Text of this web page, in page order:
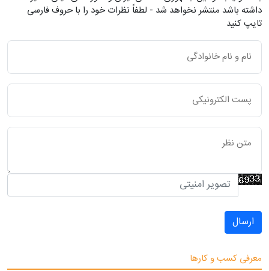
داشته باشد منتشر نخواهد شد - لطفاً نظرات خود را با حروف فارسی
تایپ کنید
ارسال
معرفی کسب و کارها